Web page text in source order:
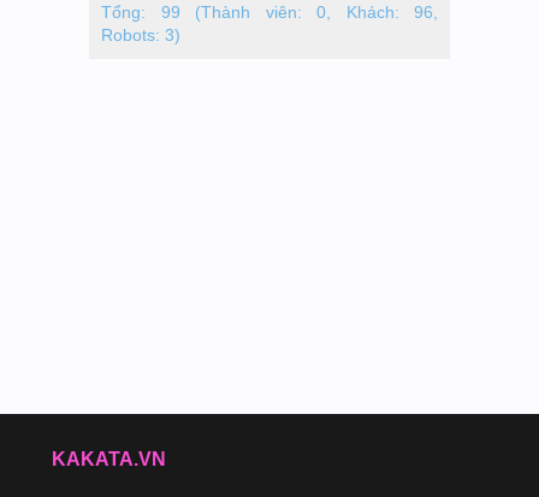
Tổng: 99 (Thành viên: 0, Khách: 96,
Robots: 3)
KAKATA.VN